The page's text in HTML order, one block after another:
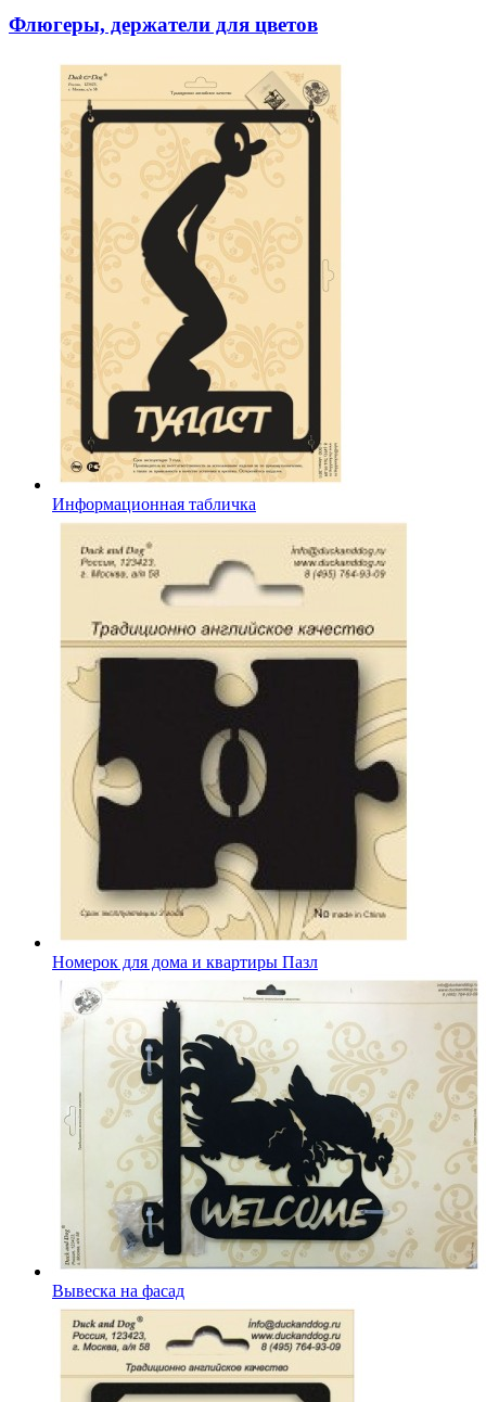
Флюгеры, держатели для цветов
Информационная табличка
Номерок для дома и квартиры Пазл
Вывеска на фасад